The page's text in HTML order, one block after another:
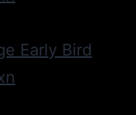
Early Bird